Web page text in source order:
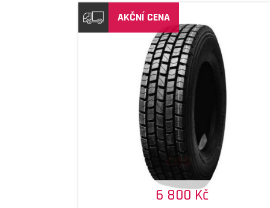
AKČNÍ CENA
6 800 Kč
DETAIL